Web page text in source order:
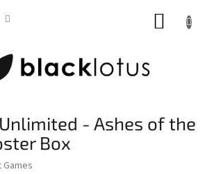
- Ashes of the
Box
Games